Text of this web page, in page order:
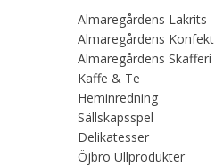
Almaregårdens Lakrits
Almaregårdens Konfekt
Almaregårdens Skafferi
Kaffe & Te
Heminredning
Sällskapsspel
Delikatesser
Öjbro Ullprodukter